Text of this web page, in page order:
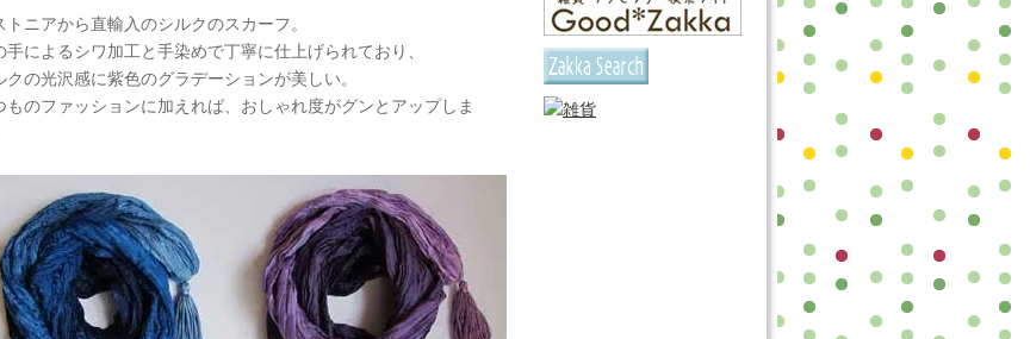
トニアから直輸入のシルクのスカーフ。
手によるシワ加工と手染めで丁寧に仕上げられており、
クの光沢感に紫色のグラデーションが美しい。
ものファッションに加えれば、おしゃれ度がグンとアップしま